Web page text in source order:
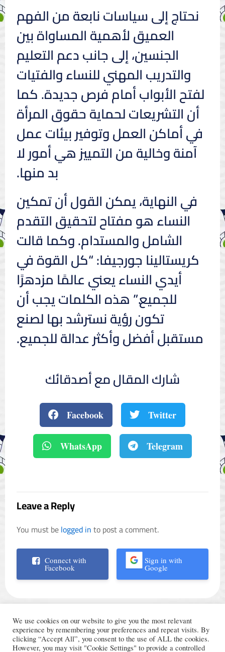
نحتاج إلى سياسات نابعة من الفهم
العميق لأهمية المساواة بين
الجنسين، إلى جانب دعم التعليم
والتدريب المهني للنساء والفتيات
لفتح الأبواب أمام فرص جديدة. كما
أن التشريعات لحماية حقوق المرأة
في أماكن العمل وتوفير بيئات عمل
آمنة وخالية من التمييز هي أمور لا
بد منها.
في النهاية، يمكن القول أن تمكين
النساء هو مفتاح لتحقيق التقدم
الشامل والمستدام. وكما قالت
كريستالينا جورجيفا: “كل القوة في
أيدي النساء يعني عالمًا مزدهرًا
للجميع.” هذه الكلمات يجب أن
تكون رؤية نسترشد بها لصنع
مستقبل أفضل وأكثر عدالة للجميع.
شارك المقال مع أصدقائك
Facebook Twitter
WhatsApp Telegram
Leave a Reply
You must belogged into post a comment.
Connect with
Facebook
Sign in with
Google
We use cookies on our website to give you the most relevant
experience by remembering your preferences and repeat visits. By
clicking “Accept All”, you consent to the use of ALL the cookies.
However, you may visit "Cookie Settings" to provide a controlled